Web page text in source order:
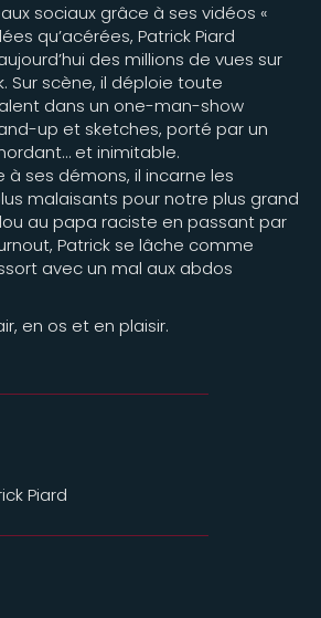
sociaux grâce à ses vidéos «
qu’acérées, Patrick Piard
des millions de vues sur
Sur scène, il déploie toute
dans un one-man-show
up et sketches, porté par un
et inimitable.
à ses démons, il incarne les
malaisants pour notre plus grand
au papa raciste en passant par
Patrick se lâche comme
avec un mal aux abdos
en os et en plaisir.
Piard